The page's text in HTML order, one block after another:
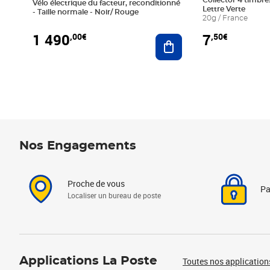
Vélo électrique du facteur, reconditionné
- Taille normale - Noir/ Rouge
1 490,00€ Ajouter au panier
Lettre Verte
20g / France
7,50€
Nos Engagements
Proche de vous
Localiser un bureau de poste
Applications La Poste Toutes nos